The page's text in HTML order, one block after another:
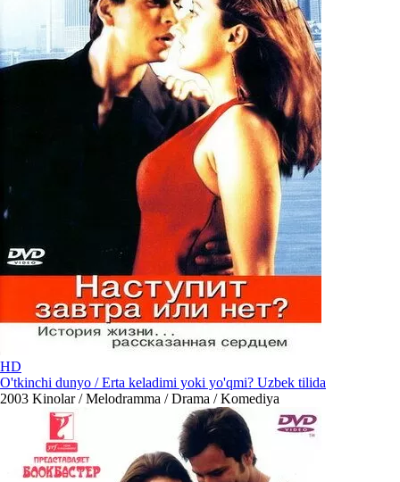
HD
O'tkinchi dunyo / Erta keladimi yoki yo'qmi? Uzbek tilida
2003 Kinolar / Melodramma / Drama / Komediya